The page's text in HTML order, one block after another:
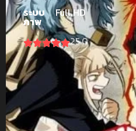
ระบบ
ภาพ
Full HD
25.0